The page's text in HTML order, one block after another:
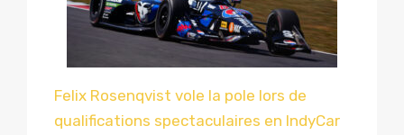
Felix Rosenqvist vole la pole lors de
qualifications spectaculaires en IndyCar